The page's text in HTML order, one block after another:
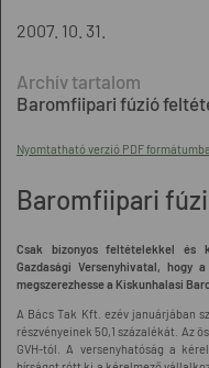
2007. 10. 31.
Baromfiipari fúzió
Nyomtatható verzió PDF
Baromfiipari
Csak bizonyos feltételekkel és
Gazdasági Versenyhivatal, hogy
megszerezhesse a Kiskunhalasi
A Bács Tak Kft. ezév januárjában
részvényeinek 50,1 százalékát. Az
GVH-tól. A versenyhatóság a